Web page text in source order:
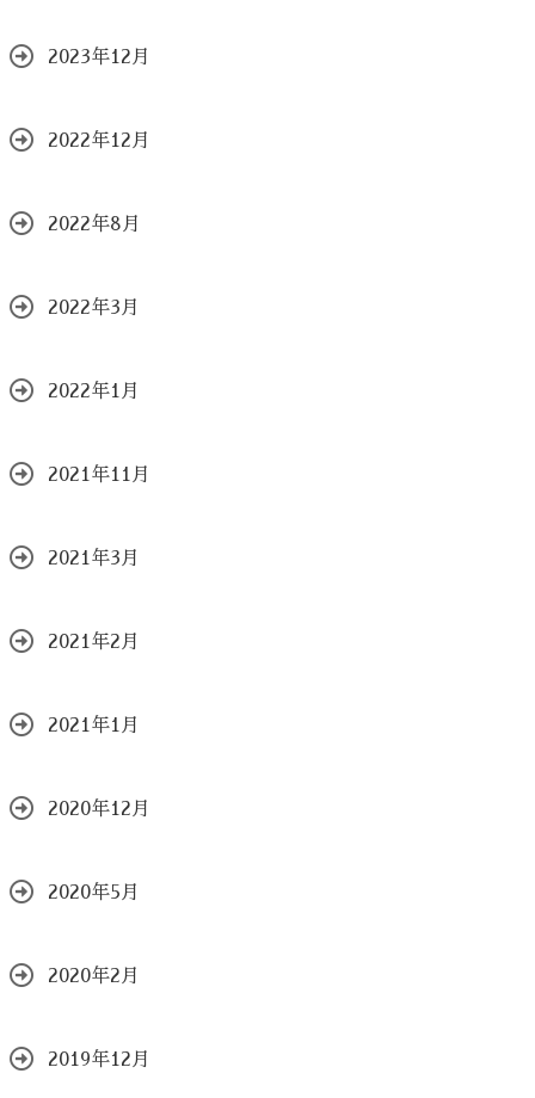
2023年12月
2022年12月
2022年8月
2022年3月
2022年1月
2021年11月
2021年3月
2021年2月
2021年1月
2020年12月
2020年5月
2020年2月
2019年12月